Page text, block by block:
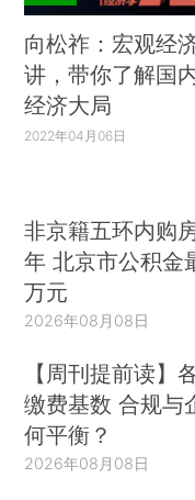
向松祚：宏观经
讲，带你了解国
经济大局
2022年04月06日
非京籍五环内购
年 北京市公积金
万元
2026年08月08日
【周刊提前读】
缴费基数 合规与
何平衡？
2026年08月08日